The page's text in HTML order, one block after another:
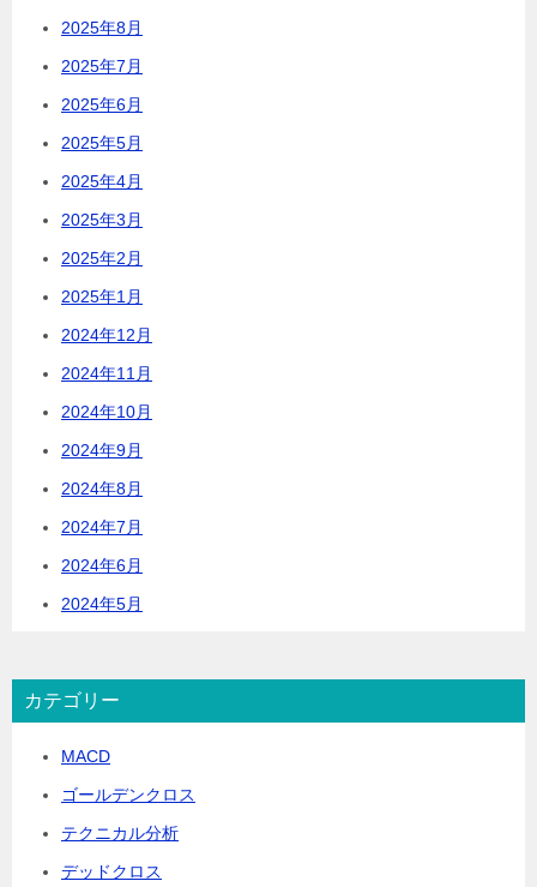
2025年8月
2025年7月
2025年6月
2025年5月
2025年4月
2025年3月
2025年2月
2025年1月
2024年12月
2024年11月
2024年10月
2024年9月
2024年8月
2024年7月
2024年6月
2024年5月
カテゴリー
MACD
ゴールデンクロス
テクニカル分析
デッドクロス